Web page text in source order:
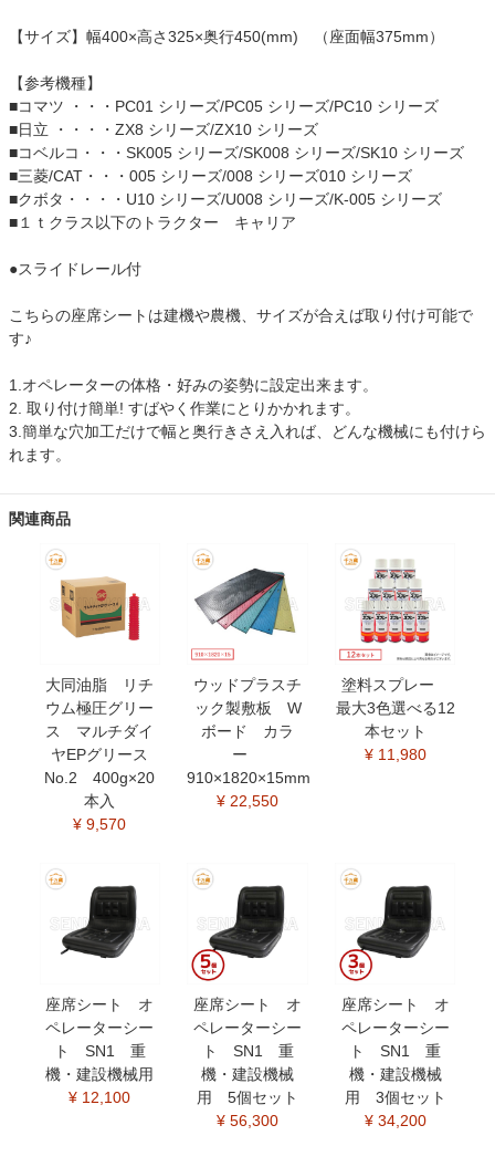
【サイズ】幅400×高さ325×奥行450(mm) （座面幅375mm）
【参考機種】
■コマツ ・・・PC01 シリーズ/PC05 シリーズ/PC10 シリーズ
■日立 ・・・・ZX8 シリーズ/ZX10 シリーズ
■コベルコ・・・SK005 シリーズ/SK008 シリーズ/SK10 シリーズ
■三菱/CAT・・・005 シリーズ/008 シリーズ010 シリーズ
■クボタ・・・・U10 シリーズ/U008 シリーズ/K-005 シリーズ
■１ｔクラス以下のトラクター キャリア
●スライドレール付
こちらの座席シートは建機や農機、サイズが合えば取り付け可能で
す♪
1.オペレーターの体格・好みの姿勢に設定出来ます。
2. 取り付け簡単! すばやく作業にとりかかれます。
3.簡単な穴加工だけで幅と奥行きさえ入れば、どんな機械にも付けら
れます。
関連商品
大同油脂 リチ
ウム極圧グリー
ス マルチダイ
ヤEPグリース
No.2 400g×20
本入
¥ 9,570
ウッドプラスチ
ック製敷板 W
ボード カラ
ー
910×1820×15mm
¥ 22,550
塗料スプレー
最大3色選べる12
本セット
¥ 11,980
座席シート オ
ペレーターシー
ト SN1 重
機・建設機械用
¥ 12,100
座席シート オ
ペレーターシー
ト SN1 重
機・建設機械
用 5個セット
¥ 56,300
座席シート オ
ペレーターシー
ト SN1 重
機・建設機械
用 3個セット
¥ 34,200